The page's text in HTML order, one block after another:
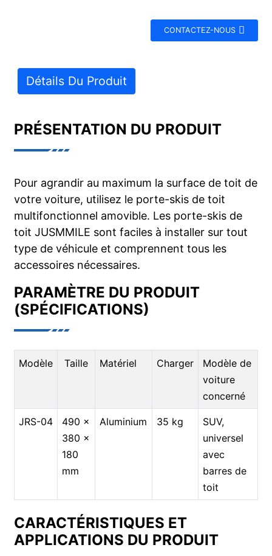
CONTACTEZ-NOUS
Détails Du Produit
PRÉSENTATION DU PRODUIT
Pour agrandir au maximum la surface de toit de
votre voiture, utilisez le porte-skis de toit
multifonctionnel amovible. Les porte-skis de
toit JUSMMILE sont faciles à installer sur tout
type de véhicule et comprennent tous les
accessoires nécessaires.
PARAMÈTRE DU PRODUIT
(SPÉCIFICATIONS)
Modèle Taille Matériel Charger
Modèle de
voiture
concerné
JRS-04
490 x
380 x
180
mm
Aluminium 35 kg
SUV,
universel
avec
barres de
toit
CARACTÉRISTIQUES ET
APPLICATIONS DU PRODUIT